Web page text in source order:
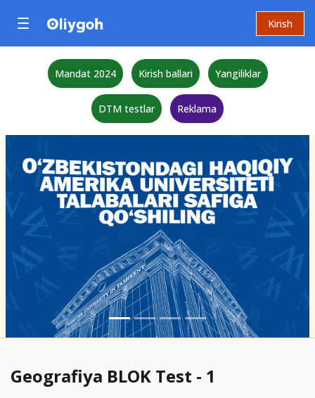
Kirish
Mandat 2024 Kirish ballari Yangiliklar
DTM testlar Reklama
Geografiya BLOK Test - 1